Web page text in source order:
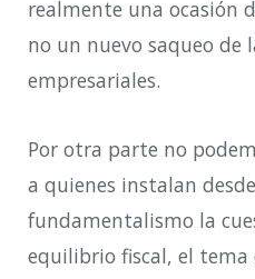
realmente una ocasión
no un nuevo saqueo de
empresariales.
Por otra parte no
a quienes instalan
fundamentalismo la
equilibrio fiscal, el